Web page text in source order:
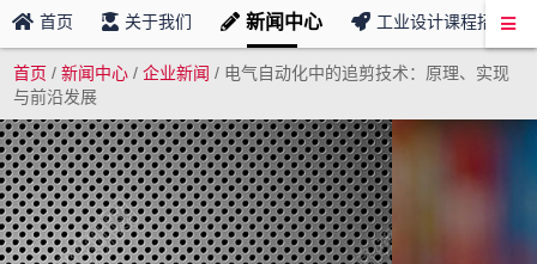
首页 关于我们 新闻中心 工业设计课程招募
首页 /新闻中心 /企业新闻 / 电气自动化中的追剪技术：原理、实现
与前沿发展